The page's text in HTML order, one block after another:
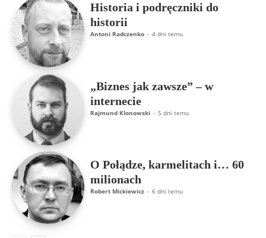
Historia i podręczniki do
historii
Antoni Radczenko - 4 dni temu
„Biznes jak zawsze” – w
internecie
Rajmund Klonowski - 5 dni temu
O Połądze, karmelitach i… 60
milionach
Robert Mickiewicz - 6 dni temu